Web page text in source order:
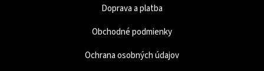
Doprava a platba
Obchodné podmienky
Ochrana osobných údajov